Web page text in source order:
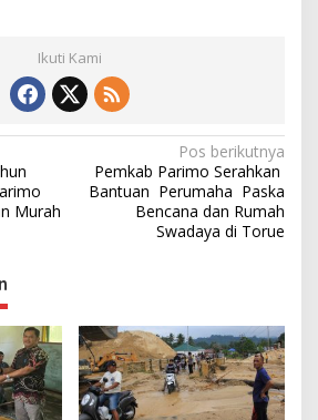
Ikuti Kami
Murah
Pos berikutnya
Pemkab Parimo Serahkan
Bantuan Perumaha Paska
Bencana dan Rumah
Swadaya di Torue